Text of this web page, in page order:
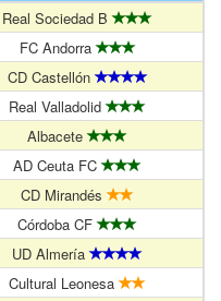
Real Sociedad B
FC Andorra
CD Castellón
Real Valladolid
Albacete
AD Ceuta FC
CD Mirandés
Córdoba CF
UD Almería
Cultural Leonesa